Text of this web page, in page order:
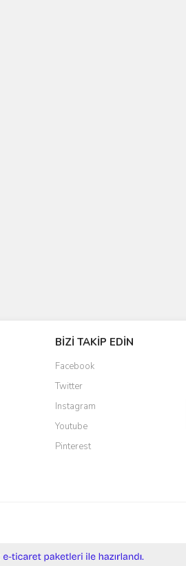
BİZİ TAKİP EDİN
Facebook
Twitter
Instagram
Youtube
Pinterest
ideasoft
e-